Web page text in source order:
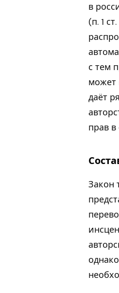
в
(п. 1
с тем
может
даёт
прав в
Закон